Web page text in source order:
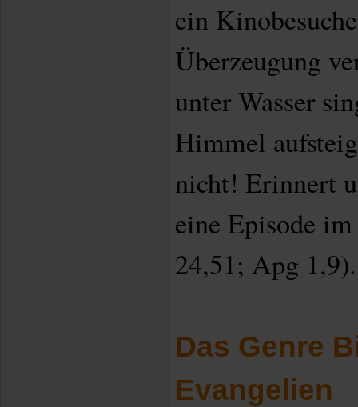
ein
Überzeugung
unter Wasser
Himmel
nicht! Erinnert
eine Episode
24,51; Apg 1,9).
Das Genre
Evangelien